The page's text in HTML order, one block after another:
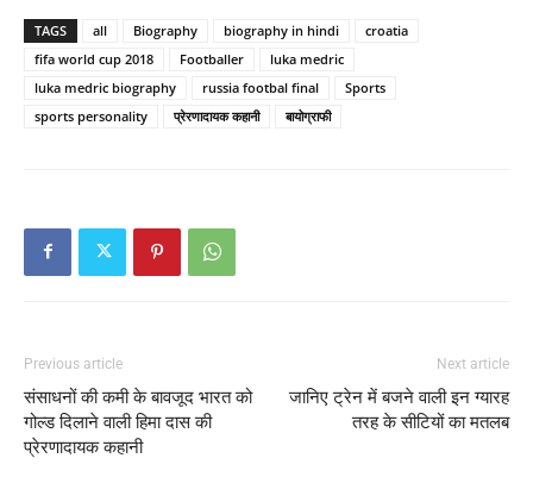
TAGS all Biography biography in hindi
croatia
fifa world cup 2018
Footballer
luka medric
luka medric biography
russia footbal final
Sports
sports personality
प्रेरणादायक कहानी बायोग्राफी
Previous article
संसाधनों की कमी के बावजूद भारत को
गोल्ड दिलाने वाली हिमा दास की
प्रेरणादायक कहानी
Next article
जानिए ट्रेन में बजने वाली इन ग्यारह
तरह के सीटियों का मतलब